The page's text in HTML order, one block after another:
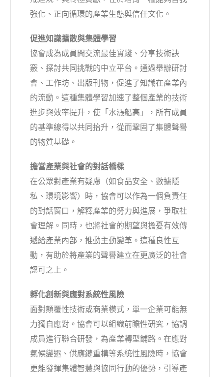
強化、正向循環的產業生態與信任文化。
促進知識擴散與集體學習
協會成為成員間交流最佳實踐、分享技術訣
竅、探討共同挑戰的中立平台。通過舉辦研討
會、工作坊、出版刊物，促進了知識在產業內
的流動。這種集體學習加速了整個產業的技術
進步與效率提升，使「水漲船高」，所有成員
的基準線得以共同抬升，從而鞏固了集體聲譽
的物質基礎。
擔當產業與社會的對話橋樑
在公眾對產業有疑慮（如食品安全、數據隱
私、環境影響）時，協會可以作為一個負責任
的對話窗口，解釋產業的努力與進展，爭取社
會理解。同時，也將社會的期望與擔憂有效傳
遞給產業內部，推動主動變革。這種良性互
動，有助於將產業的聲譽建立在更廣泛的社會
認可之上。
孵化創新與應對系統性風險
面對顛覆性技術或商業模式，單一企業可能無
力獨自應對。協會可以組織前瞻性研究，協調
成員進行聯合研發，為產業轉型鋪路。在應對
氣候變遷、供應鏈重構等系統性風險時，協會
更能發揮集體智慧與協同行動的優勢，引導產